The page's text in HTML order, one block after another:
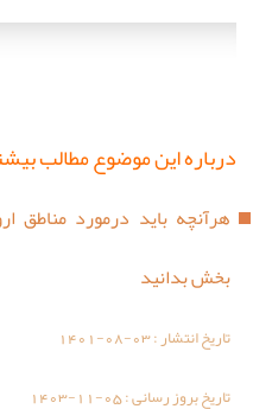
درباره این موضوع مطالب
هرآنچه باید درمورد مناطق
بخش بدانید
تاریخ انتشار :1401-08-03
تاریخ بروز رسانی :1403-11-05